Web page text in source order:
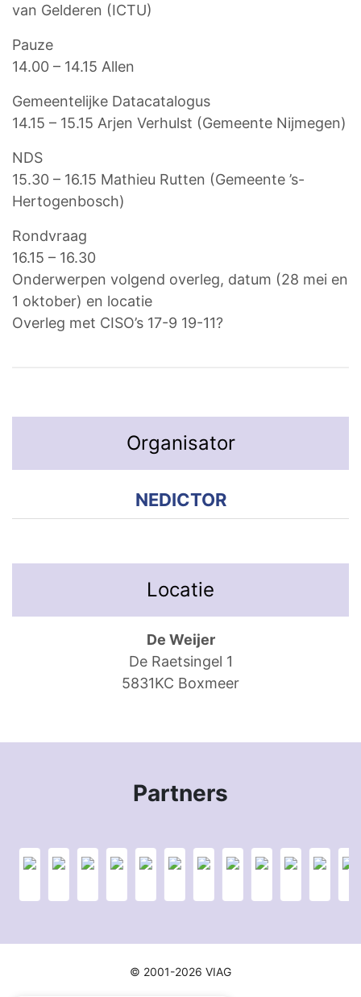
van Gelderen (ICTU)
Pauze
14.00 – 14.15 Allen
Gemeentelijke Datacatalogus
14.15 – 15.15 Arjen Verhulst (Gemeente Nijmegen)
NDS
15.30 – 16.15 Mathieu Rutten (Gemeente ’s-
Hertogenbosch)
Rondvraag
16.15 – 16.30
Onderwerpen volgend overleg, datum (28 mei en
1 oktober) en locatie
Overleg met CISO’s 17-9 19-11?
Organisator
NEDICTOR
Locatie
De Weijer
De Raetsingel 1
5831KC Boxmeer
Partners
© 2001-2026 VIAG